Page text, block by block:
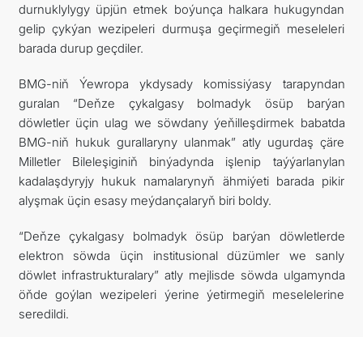
durnuklylygy üpjün etmek boýunça halkara hukugyndan
gelip çykýan wezipeleri durmuşa geçirmegiň meseleleri
barada durup geçdiler.
BMG-niň Ýewropa ykdysady komissiýasy tarapyndan
guralan “Deňze çykalgasy bolmadyk ösüp barýan
döwletler üçin ulag we söwdany ýeňilleşdirmek babatda
BMG-niň hukuk gurallaryny ulanmak” atly ugurdaş çäre
Milletler Bileleşiginiň binýadynda işlenip taýýarlanylan
kadalaşdyryjy hukuk namalarynyň ähmiýeti barada pikir
alyşmak üçin esasy meýdançalaryň biri boldy.
“Deňze çykalgasy bolmadyk ösüp barýan döwletlerde
elektron söwda üçin institusional düzümler we sanly
döwlet infrastrukturalary” atly mejlisde söwda ulgamynda
öňde goýlan wezipeleri ýerine ýetirmegiň meselelerine
seredildi.